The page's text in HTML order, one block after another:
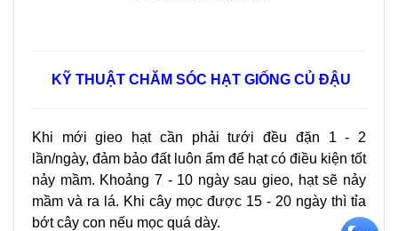
KỸ THUẬT CHĂM SÓC HẠT GIỐNG CỦ ĐẬU
Khi mới gieo hạt cần phải tưới đều đặn 1 - 2
lần/ngày, đảm bảo đất luôn ẩm để hạt có điều kiện tốt
nảy mầm. Khoảng 7 - 10 ngày sau gieo, hạt sẽ nảy
mầm và ra lá. Khi cây mọc được 15 - 20 ngày thì tỉa
bớt cây con nếu mọc quá dày.